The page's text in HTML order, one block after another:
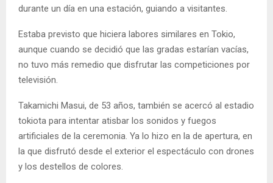
durante un día en una estación, guiando a visitantes.
Estaba previsto que hiciera labores similares en Tokio,
aunque cuando se decidió que las gradas estarían vacías,
no tuvo más remedio que disfrutar las competiciones por
televisión.
Takamichi Masui, de 53 años, también se acercó al estadio
tokiota para intentar atisbar los sonidos y fuegos
artificiales de la ceremonia. Ya lo hizo en la de apertura, en
la que disfrutó desde el exterior el espectáculo con drones
y los destellos de colores.